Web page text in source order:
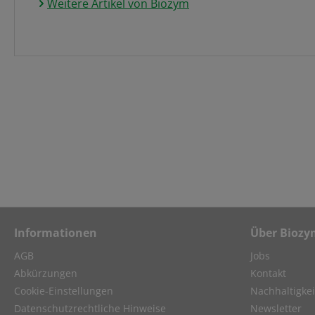
Weitere Artikel von Biozym
Informationen
AGB
Abkürzungen
Cookie-Einstellungen
Datenschutzrechtliche Hinweise
Über
Jobs
Kontakt
Newsletter